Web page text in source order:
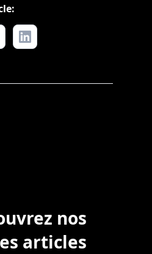
nos
articles